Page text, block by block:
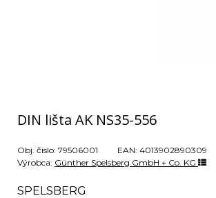
DIN lišta AK NS35-556
Obj. čislo: 79506001 EAN: 4013902890309
Výrobca: Günther Spelsberg GmbH + Co. KG
SPELSBERG